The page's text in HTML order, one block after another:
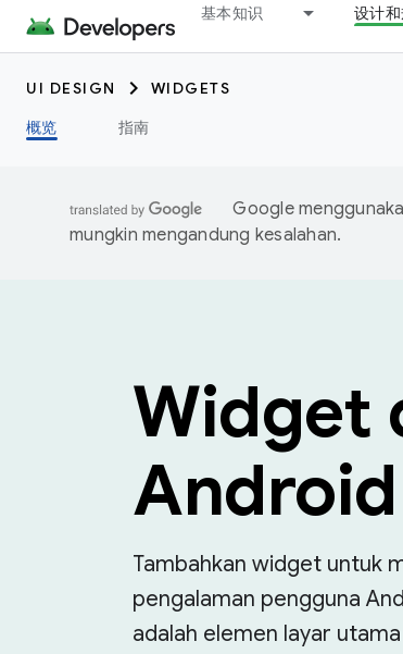
基本知识 设计
UI DESIGN
WIDGETS
概览
指南
Google
mungkin mengandung kesalahan.
Widget
Android
Tambahkan widget untuk
pengalaman pengguna
adalah elemen layar